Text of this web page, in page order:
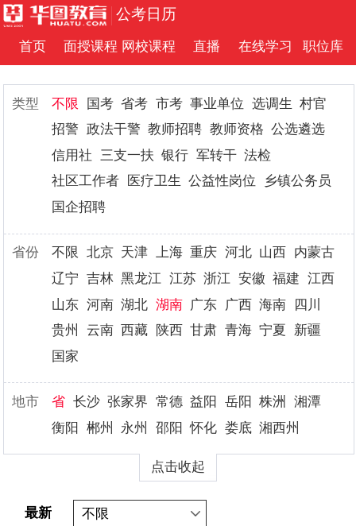
公考日历
首页 面授课程 网校课程 直播 在线学习 职位库
类型 不限 国考 省考 市考 事业单位 选调生
村官
招警 政法干警 教师招聘 教师资格 公选遴选
信用社 三支一扶 银行 军转干 法检
社区工作者
医疗卫生 公益性岗位
乡镇公务员
国企招聘
省份 不限 北京 天津 上海 重庆 河北 山西
内蒙古
辽宁 吉林 黑龙江 江苏 浙江 安徽 福建 江西
山东 河南 湖北 湖南 广东 广西 海南
四川
贵州
云南 西藏 陕西 甘肃 青海 宁夏
新疆
国家
地市 省 长沙 张家界 常德 益阳 岳阳 株洲
湘潭
衡阳
郴州 永州 邵阳 怀化 娄底 湘西州
点击收起
最新